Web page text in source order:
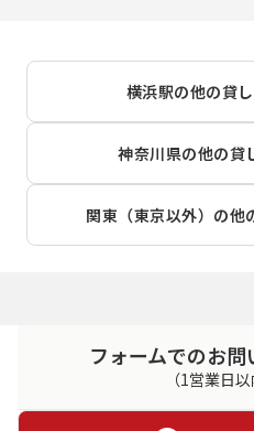
横浜駅の他の貸
神奈川県の他の貸
関東（東京以外） の他
フォームでのお
（1営業日